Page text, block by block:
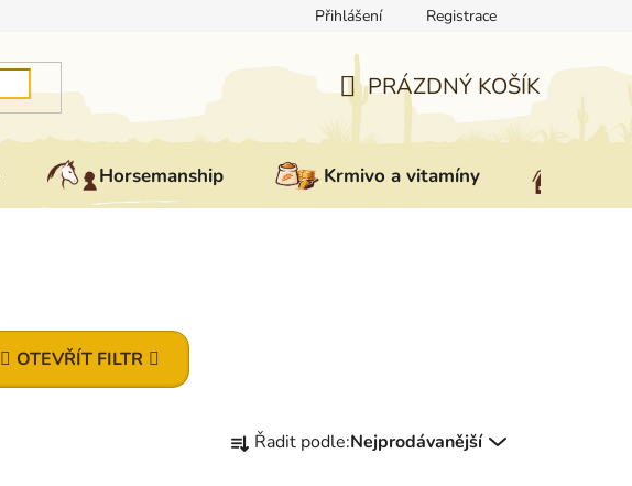
Reklamace Doprava a platba
Přihlášení Registrace
NÁKUPNÍ
KOŠÍK
PRÁZDNÝ KOŠÍK
Horsemanship Krmivo a vitamíny
OTEVŘÍT FILTR
a Řadit podle:Nejprodávanější